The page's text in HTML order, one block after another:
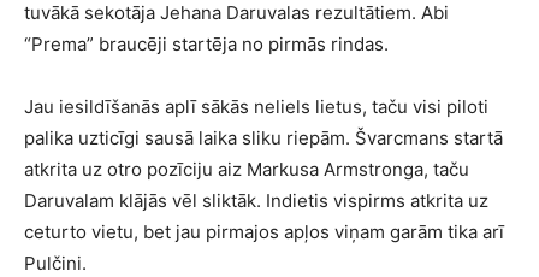
tuvākā sekotāja Jehana Daruvalas rezultātiem. Abi
“Prema” braucēji startēja no pirmās rindas.
Jau iesildīšanās aplī sākās neliels lietus, taču visi piloti
palika uzticīgi sausā laika sliku riepām. Švarcmans startā
atkrita uz otro pozīciju aiz Markusa Armstronga, taču
Daruvalam klājās vēl sliktāk. Indietis vispirms atkrita uz
ceturto vietu, bet jau pirmajos apļos viņam garām tika arī
Pulčini.